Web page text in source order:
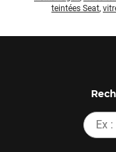
teintées Seat,